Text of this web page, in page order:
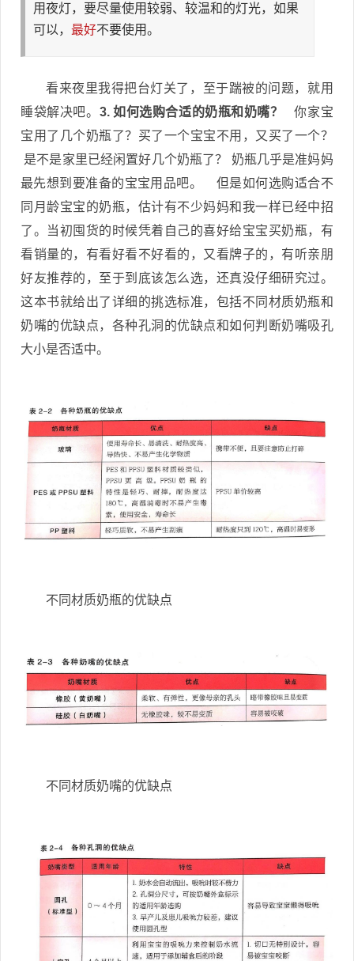
用夜灯，要尽量使用较弱、较温和的灯光，如果
可以， 最好不要使用。
看来夜里我得把台灯关了，至于踹被的问题，就用
睡袋解决吧。 3. 如何选购合适的奶瓶和奶嘴？
你家宝
宝用了几个奶瓶了？买了一个宝宝不用，又买了一个？
是不是家里已经闲置好几个奶瓶了？ 奶瓶几乎是准妈妈
最先想到要准备的宝宝用品吧。 但是如何选购适合不
同月龄宝宝的奶瓶，估计有不少妈妈和我一样已经中招
了。当初囤货的时候凭着自己的喜好给宝宝买奶瓶，有
看销量的，有看好看不好看的，又看牌子的，有听亲朋
好友推荐的，至于到底该怎么选，还真没仔细研究过。
这本书就给出了详细的挑选标准，包括不同材质奶瓶和
奶嘴的优缺点，各种孔洞的优缺点和如何判断奶嘴吸孔
大小是否适中。
不同材质奶瓶的优缺点
不同材质奶嘴的优缺点